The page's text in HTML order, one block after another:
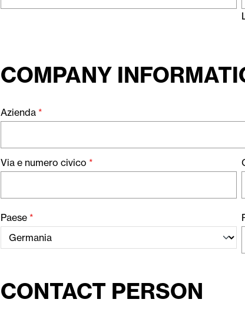
COMPANY
Azienda *
Via e numero civico *
Paese *
CONTACT PERSON